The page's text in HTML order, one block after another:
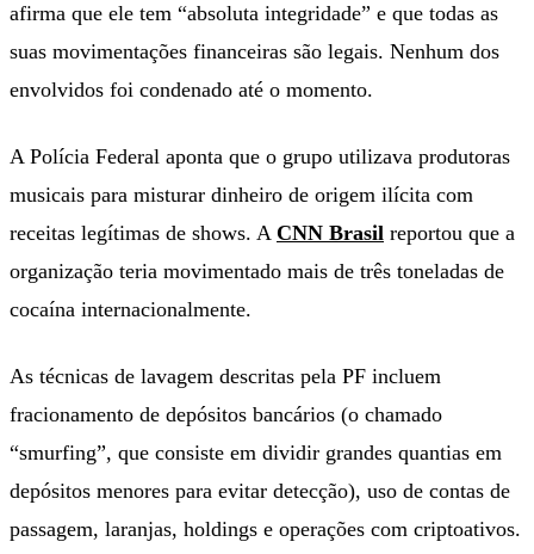
afirma que ele tem “absoluta integridade” e que todas as
suas movimentações financeiras são legais. Nenhum dos
envolvidos foi condenado até o momento.
A Polícia Federal aponta que o grupo utilizava produtoras
musicais para misturar dinheiro de origem ilícita com
receitas legítimas de shows. A CNN Brasil reportou que a
organização teria movimentado mais de três toneladas de
cocaína internacionalmente.
As técnicas de lavagem descritas pela PF incluem
fracionamento de depósitos bancários (o chamado
“smurfing”, que consiste em dividir grandes quantias em
depósitos menores para evitar detecção), uso de contas de
passagem, laranjas, holdings e operações com criptoativos.